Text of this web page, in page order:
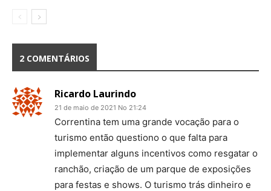
2 COMENTÁRIOS
Ricardo Laurindo
21 de maio de 2021 No 21:24
Correntina tem uma grande vocação para o
turismo então questiono o que falta para
implementar alguns incentivos como resgatar o
ranchão, criação de um parque de exposições
para festas e shows. O turismo trás dinheiro e